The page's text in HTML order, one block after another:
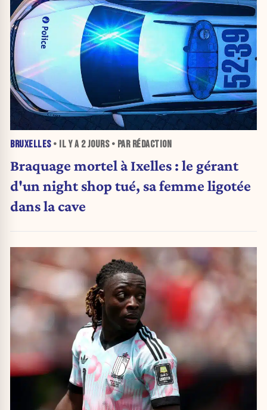
BRUXELLES• IL Y A 2 JOURS• PAR RÉDACTION
Braquage mortel à Ixelles : le gérant
d'un night shop tué, sa femme ligotée
dans la cave